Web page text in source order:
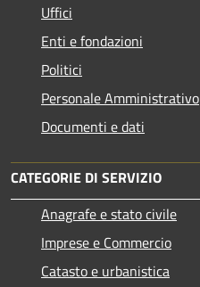
Uffici
Enti e fondazioni
Politici
Personale Amministrativo
Documenti e dati
CATEGORIE DI SERVIZIO
Anagrafe e stato civile
Imprese e Commercio
Catasto e urbanistica